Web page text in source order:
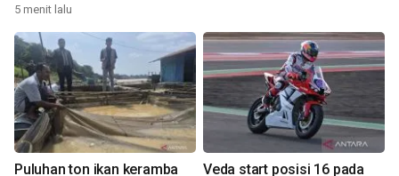
5 menit lalu
Puluhan ton ikan keramba
Veda start posisi 16 pada